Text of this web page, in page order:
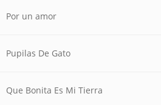
Por un amor
Pupilas De Gato
Que Bonita Es Mi Tierra